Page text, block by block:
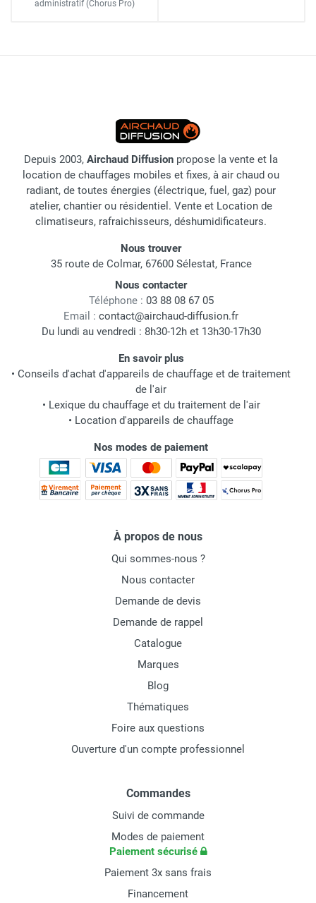
administratif (Chorus Pro)
Depuis 2003, Airchaud Diffusion propose la vente et la
location de chauffages mobiles et fixes, à air chaud ou
radiant, de toutes énergies (électrique, fuel, gaz) pour
atelier, chantier ou résidentiel. Vente et Location de
climatiseurs, rafraichisseurs, déshumidificateurs.
Nous trouver
35 route de Colmar, 67600 Sélestat, France
Nous contacter
Téléphone : 03 88 08 67 05
Email : contact@airchaud-diffusion.fr
Du lundi au vendredi : 8h30-12h et 13h30-17h30
En savoir plus
• Conseils d'achat d'appareils de chauffage et de traitement
de l'air
• Lexique du chauffage et du traitement de l'air
• Location d'appareils de chauffage
Nos modes de paiement
À propos de nous
Qui sommes-nous ?
Nous contacter
Demande de devis
Demande de rappel
Catalogue
Marques
Blog
Thématiques
Foire aux questions
Ouverture d'un compte professionnel
Commandes
Suivi de commande
Modes de paiement
Paiement sécurisé
Paiement 3x sans frais
Financement